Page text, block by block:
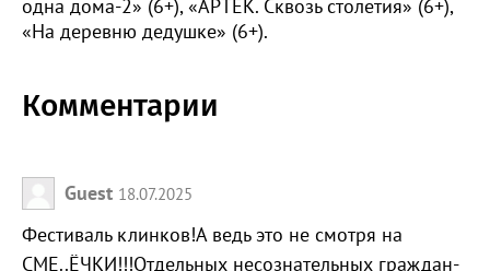
одна дома-2» (6+), «АРТЕК. Сквозь столетия» (6+),
«На деревню дедушке» (6+).
Комментарии
Guest 18.07.2025
Фестиваль клинков!А ведь это не смотря на
СМЕ..ЁЧКИ!!!Отдельных несознательных граждан-